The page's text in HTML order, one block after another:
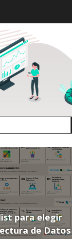
AI OPEN
para elegir
de Datos